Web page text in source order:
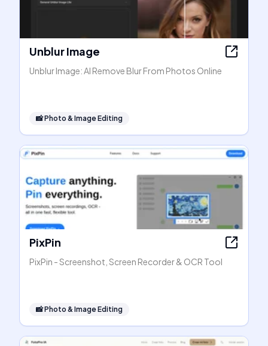
Unblur Image
Unblur Image: AI Remove Blur From Photos Online
📸Photo & Image Editing
PixPin
PixPin - Screenshot, Screen Recorder & OCR Tool
📸Photo & Image Editing